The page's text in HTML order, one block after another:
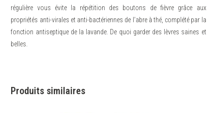
régulière vous évite la répétition des boutons de fièvre grâce aux
propriétés anti-virales et anti-bactériennes de l’abre à thé, complété par la
fonction antiseptique de la lavande. De quoi garder des lèvres saines et
belles.
Produits similaires